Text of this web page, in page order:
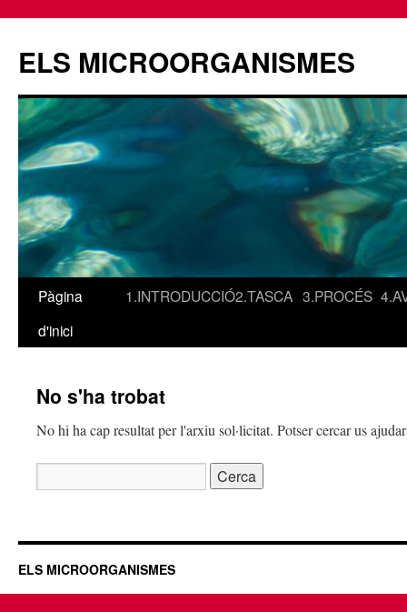
ELS MICROORGANISMES
Vés
Pàgina
d'inici
1.INTRODUCCIÓ2.TASCA 3.PROCÉS
No s'ha trobat
No hi ha cap resultat per l'arxiu sol·licitat. Potser cercar us
ELS MICROORGANISMES